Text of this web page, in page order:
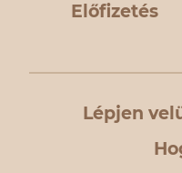
Előfizetés
Lépjen